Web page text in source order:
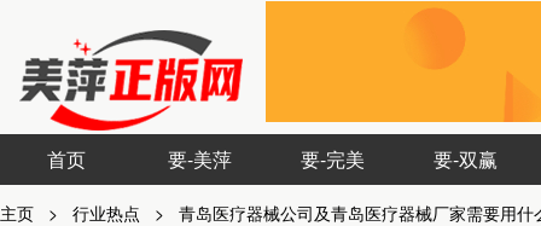
首页 要-美萍 要-完美 要-双赢
主页 > 行业热点 > 青岛医疗器械公司及青岛医疗器械厂家需要用什